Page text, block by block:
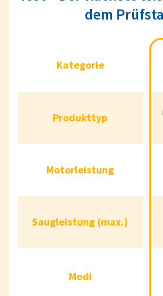
dem
Kategorie
Produkttyp
Motorleistung
Saugleistung (max.)
Modi